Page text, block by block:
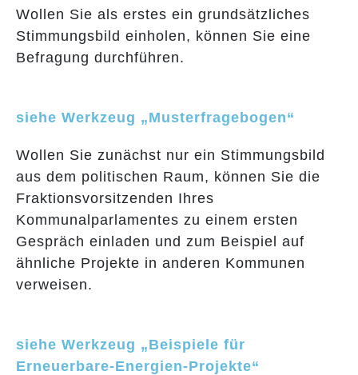
Wollen Sie als erstes ein grundsätzliches
Stimmungsbild einholen, können Sie eine
Befragung durchführen.
siehe Werkzeug „Musterfragebogen“
Wollen Sie zunächst nur ein Stimmungsbild
aus dem politischen Raum, können Sie die
Fraktionsvorsitzenden Ihres
Kommunalparlamentes zu einem ersten
Gespräch einladen und zum Beispiel auf
ähnliche Projekte in anderen Kommunen
verweisen.
siehe Werkzeug „Beispiele für
Erneuerbare-Energien-Projekte“